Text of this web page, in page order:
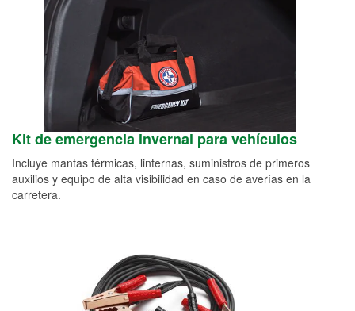
Kit de emergencia invernal para vehículos
Incluye mantas térmicas, linternas, suministros de primeros
auxilios y equipo de alta visibilidad en caso de averías en la
carretera.